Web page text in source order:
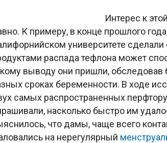
Интерес к
К примеру, в конце прошлого
университете
распада тефлона может
выводу они пришли,
сроках беременности. В ходе
самых распространенных
насколько быстро им
что дамы, чаще всего
на нерегулярный